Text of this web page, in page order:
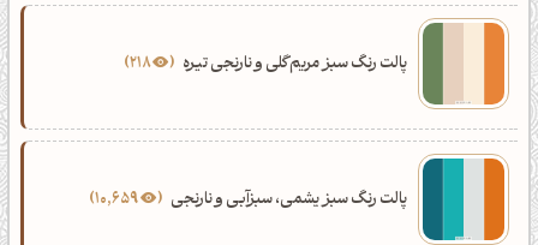
پالت رنگ سبز مریم‌گلی و نارنجی تیره 218
پالت رنگ سبز یشمی، سبزآبی و نارنجی 10,659